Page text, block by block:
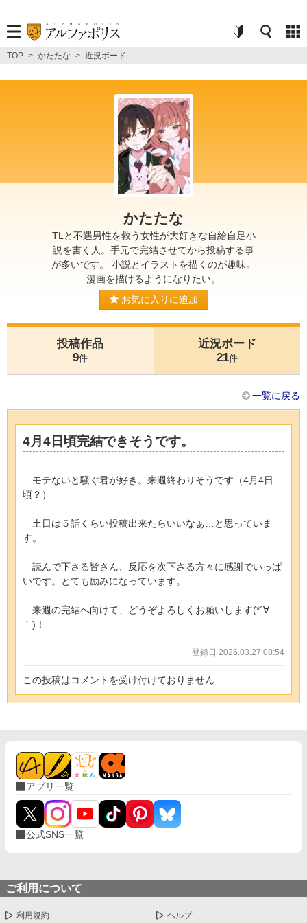
TOP > かたたな > 近況ボード
かたたな
TLと不遇男性を救う女性が大好きな自給自足小
説を書く人。手元で完結させてから投稿する事
が多いです。 小説とイラストを描くのが趣味。
漫画を描けるようになりたい。
お気に入りに追加
投稿作品
9件
近況ボード
21件
一覧に戻る
4月4日頃完結できそうです。
モテないと騒ぐ君が好き。来週終わりそうです（4月4日
頃？）
土日は５話くらい投稿出来たらいいなぁ…と思っていま
す。
読んで下さる皆さん、反応を次下さる方々に感謝でいっぱ
いです。とても励みになっています。
来週の完結へ向けて、どうぞよろしくお願いします(*´∀
｀)！
登録日 2026.03.27 08:54
この投稿はコメントを受け付けておりません
アプリ一覧
公式SNS一覧
ご利用について
利用規約 ヘルプ